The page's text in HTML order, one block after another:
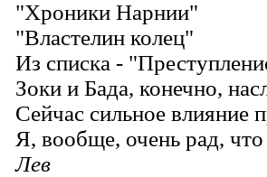
"Хроники Нарнии"
"Властелин колец"
Из списка -
Зоки и Бада, конечно,
Сейчас сильное влияние
Я, вообще, очень рад,
Лев